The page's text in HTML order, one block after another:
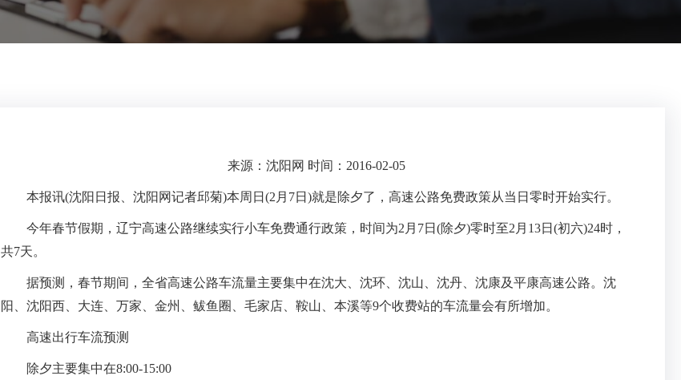
来源：沈阳网 时间：2016-02-05
本报讯(沈阳日报、沈阳网记者邱菊)本周日(2月7日)就是除夕了，高速公路免费政策从当日零时开始实行。
今年春节假期，辽宁高速公路继续实行小车免费通行政策，时间为2月7日(除夕)零时至2月13日(初六)24时，
共7天。
据预测，春节期间，全省高速公路车流量主要集中在沈大、沈环、沈山、沈丹、沈康及平康高速公路。沈
阳、沈阳西、大连、万家、金州、鲅鱼圈、毛家店、鞍山、本溪等9个收费站的车流量会有所增加。
高速出行车流预测
除夕主要集中在8:00-15:00